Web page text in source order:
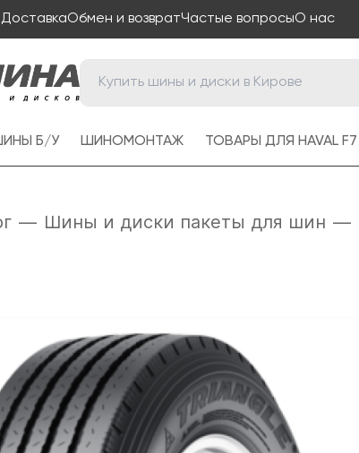
ДоставкаОбмен и возвратЧастые вопросыО нас
Б/У ШИНОМОНТАЖ ТОВАРЫ ДЛЯ HAVAL F7
— Шины и диски пакеты для шин —